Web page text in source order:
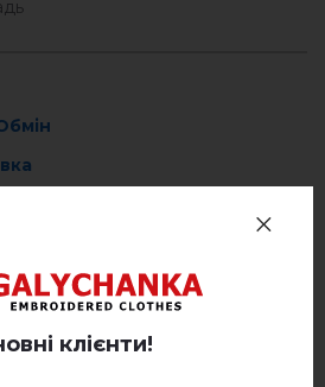
температурі 40° C
при температурі до
клієнти!